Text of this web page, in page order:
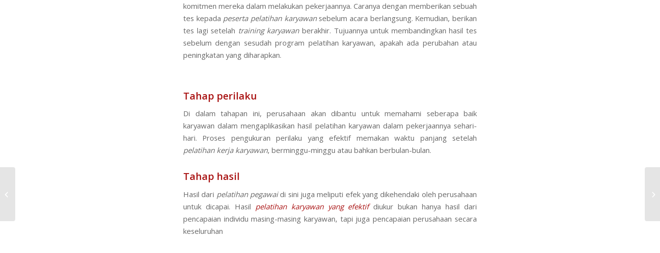
komitmen mereka dalam melakukan pekerjaannya. Caranya dengan memberikan sebuah
tes kepada peserta pelatihankaryawansebelum acara berlangsung. Kemudian, berikan
tes lagi setelah training karyawanberakhir. Tujuannya untuk membandingkan hasil tes
sebelum dengan sesudah program pelatihan karyawan, apakah ada perubahan atau
peningkatan yang diharapkan.
Tahap perilaku
Di dalam tahapan ini, perusahaan akan dibantu untuk memahami seberapa baik
karyawan dalam mengaplikasikan hasil pelatihan karyawan dalam pekerjaannya sehari-
hari. Proses pengukuran perilaku yang efektif memakan waktu panjang setelah
pelatihankerja karyawan, berminggu-minggu atau bahkan berbulan-bulan.
Tahap hasil
Hasil dari pelatihan pegawaidi sini juga meliputi efek yang dikehendaki oleh perusahaan
untuk dicapai. Hasil pelatihan karyawan yang efektifdiukur bukan hanya hasil dari
pencapaian individu masing-masing karyawan, tapi juga pencapaian perusahaan secara
keseluruhan